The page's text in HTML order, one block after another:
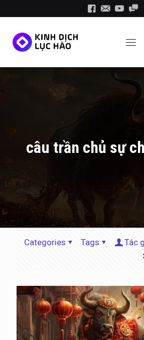
câu trần chủ sự
Categories Tags
Tác